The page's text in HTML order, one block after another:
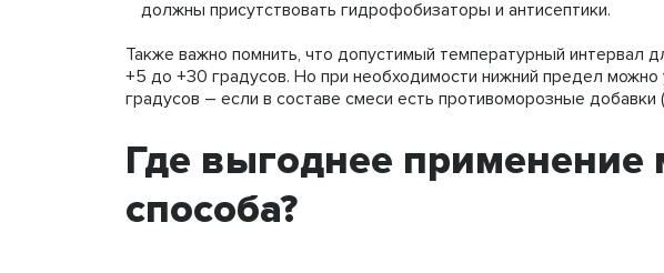
должны присутствовать гидрофобизаторы и антисептики.
Также важно помнить, что допустимый температурный интервал
+5 до +30 градусов. Но при необходимости нижний предел
градусов – если в составе смеси есть противоморозные
Где выгоднее
способа?